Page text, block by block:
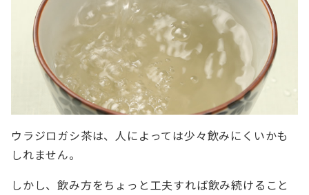
ウラジロガシ茶は、人によっては少々飲みにくいかも
しれません。
しかし、飲み方をちょっと工夫すれば飲み続けること